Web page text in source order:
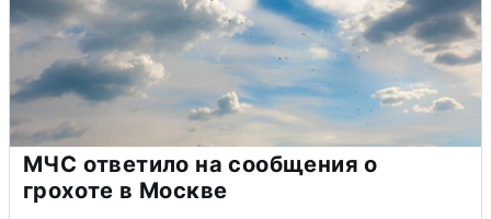
МЧС ответило на сообщения о
грохоте в Москве